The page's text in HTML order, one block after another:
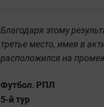
Благодаря этому
третье место, имея в
расположился на
Футбол. РПЛ
5-й тур